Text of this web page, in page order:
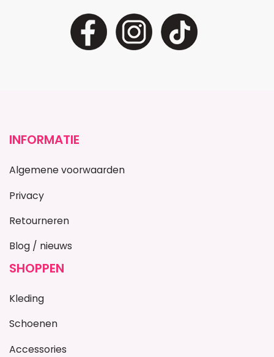
INFORMATIE
Algemene voorwaarden
Privacy
Retourneren
Blog / nieuws
SHOPPEN
Kleding
Schoenen
Accessories